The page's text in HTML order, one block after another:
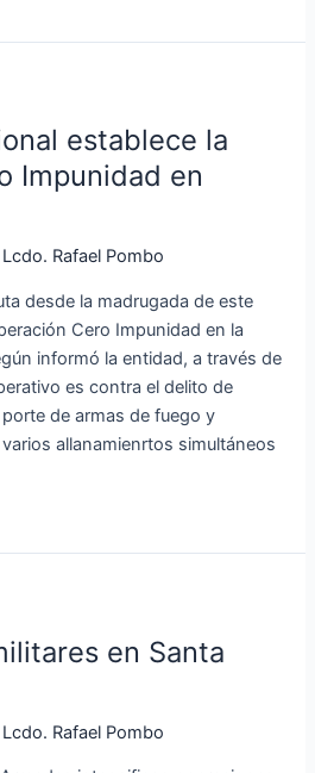
establece la
Impunidad en
Lcdo. Rafael Pombo
desde la madrugada de este
Cero Impunidad en la
informó la entidad, a través de
es contra el delito de
de armas de fuego y
allanamienrtos simultáneos
en Santa
Lcdo. Rafael Pombo